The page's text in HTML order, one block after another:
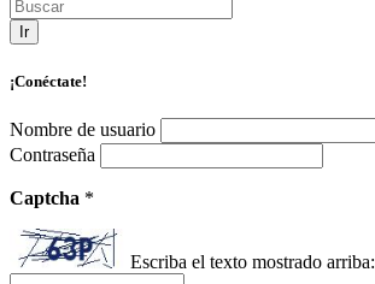
Ir
¡Conéctate!
Nombre de usuario
Contraseña
Captcha *
Escriba el texto mostrado arriba: